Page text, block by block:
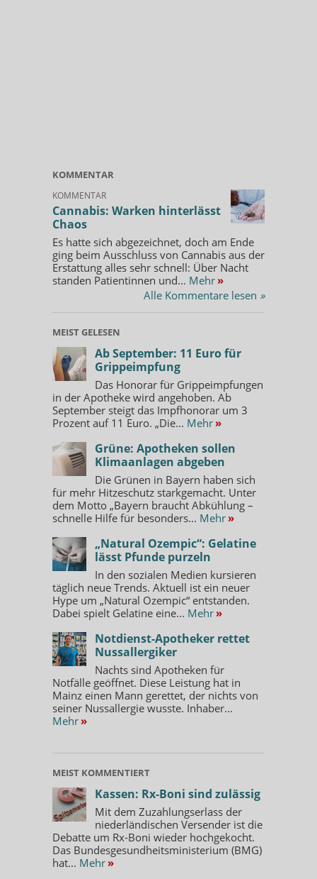
KOMMENTAR
KOMMENTAR
Cannabis: Warken hinterlässt
Chaos
Es hatte sich abgezeichnet, doch am Ende
ging beim Ausschluss von Cannabis aus der
Erstattung alles sehr schnell: Über Nacht
standen Patientinnen und... Mehr »
Alle Kommentare lesen »
MEIST GELESEN
Ab September: 11 Euro für
Grippeimpfung
Das Honorar für Grippeimpfungen
in der Apotheke wird angehoben. Ab
September steigt das Impfhonorar um 3
Prozent auf 11 Euro. „Die... Mehr »
Grüne: Apotheken sollen
Klimaanlagen abgeben
Die Grünen in Bayern haben sich
für mehr Hitzeschutz starkgemacht. Unter
dem Motto „Bayern braucht Abkühlung –
schnelle Hilfe für besonders... Mehr »
„Natural Ozempic“: Gelatine
lässt Pfunde purzeln
In den sozialen Medien kursieren
täglich neue Trends. Aktuell ist ein neuer
Hype um „Natural Ozempic“ entstanden.
Dabei spielt Gelatine eine... Mehr »
Notdienst-Apotheker rettet
Nussallergiker
Nachts sind Apotheken für
Notfälle geöffnet. Diese Leistung hat in
Mainz einen Mann gerettet, der nichts von
seiner Nussallergie wusste. Inhaber...
Mehr »
MEIST KOMMENTIERT
Kassen: Rx-Boni sind zulässig
Mit dem Zuzahlungserlass der
niederländischen Versender ist die
Debatte um Rx-Boni wieder hochgekocht.
Das Bundesgesundheitsministerium (BMG)
hat... Mehr »